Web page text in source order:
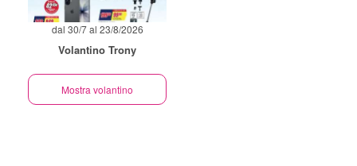
dal 30/7 al 23/8/2026
Volantino Trony
Mostra volantino